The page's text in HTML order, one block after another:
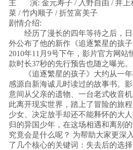
主 演: 金元寿子 / 入野自由 / 井上
菜 / 竹内顺子 / 折笠富美子
剧情介绍:
经历了漫长的四年等待之后，日
外公布了他的新作《追逐繁星的孩子
2010年11月9号下午，影片官方网站
款时长37秒的先行预告也随之曝光。
《追逐繁星的孩子》大约从一年
感源自新海诚儿时读过的故事书。
意间从父亲的遗物、一台老式收音
此离开现实世界，踏上了冒险的旅
少女、决定放手却还不能释怀的大
归的异国少年，在这场相遇和离别
究竟会是什么呢？ 为帮助大家更深
了几个核心的关键词：失去后的选